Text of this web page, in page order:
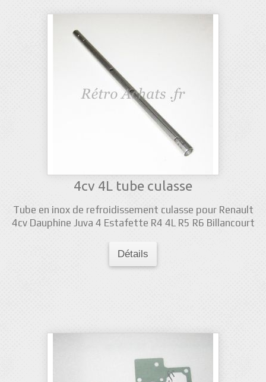
4cv 4L tube culasse
Tube en inox de refroidissement culasse pour Renault
4cv Dauphine Juva 4 Estafette R4 4L R5 R6 Billancourt
Détails